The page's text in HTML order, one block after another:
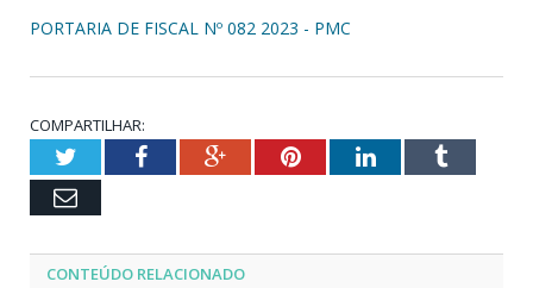
PORTARIA DE FISCAL Nº 082 2023 - PMC
COMPARTILHAR:
TwitterFacebookGoogle+PinterestLinkedInTumblr
Email
CONTEÚDO RELACIONADO